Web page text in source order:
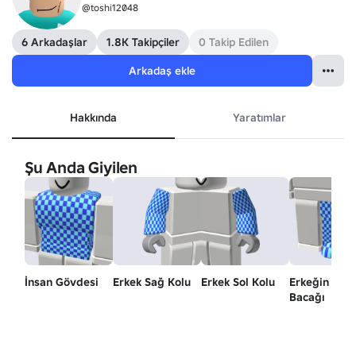
@toshi12048
6 Arkadaşlar 1.8K Takipçiler
0 Takip Edilen
Arkadaş ekle
Hakkında Yaratımlar
Şu Anda Giyilen
İnsan Gövdesi Erkek Sağ Kolu Erkek Sol Kolu
Erkeğin Sol
Bacağı